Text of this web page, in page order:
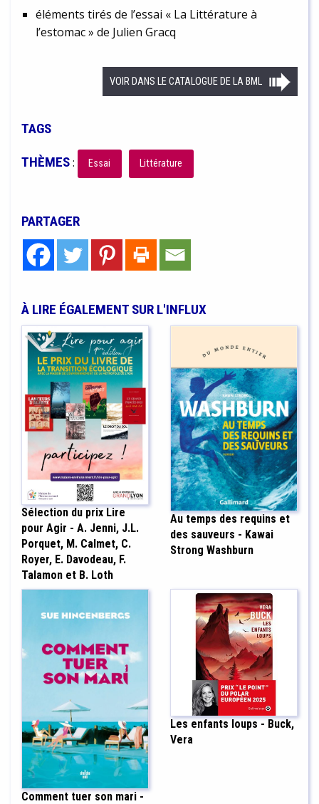
éléments tirés de l’essai « La Littérature à
l’estomac » de Julien Gracq
VOIR DANS LE CATALOGUE DE LA BML
TAGS
THÈMES: Essai Littérature
PARTAGER
À LIRE ÉGALEMENT SUR L'INFLUX
Sélection du prix Lire
pour Agir - A. Jenni, J.L.
Porquet, M. Calmet, C.
Royer, E. Davodeau, F.
Talamon et B. Loth
Au temps des requins et
des sauveurs - Kawai
Strong Washburn
Comment tuer son mari -
Les enfants loups - Buck,
Vera